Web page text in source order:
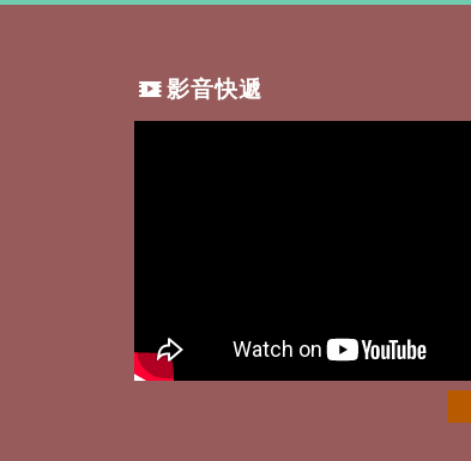
影音快遞